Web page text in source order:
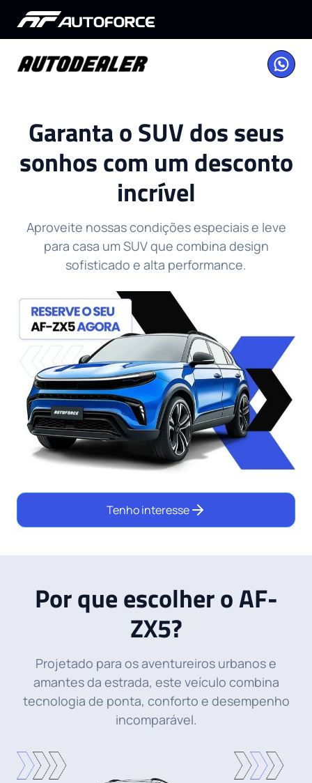
Garanta o SUV dos seus
sonhos com um desconto
incrível
Aproveite nossas condições especiais e leve
para casa um SUV que combina design
sofisticado e alta performance.
Tenho interesse
Por que escolher o AF-
ZX5?
Projetado para os aventureiros urbanos e
amantes da estrada, este veículo combina
tecnologia de ponta, conforto e desempenho
incomparável.